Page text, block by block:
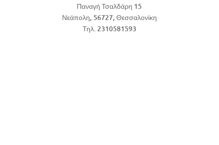
Παναγή Τσαλδάρη 15
Νεάπολη, 56727, Θεσσαλονίκη
Τηλ. 2310581593